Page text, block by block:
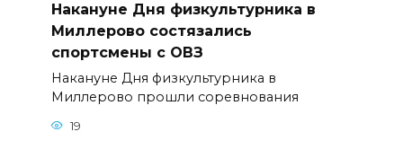
Накануне Дня физкультурника в
Миллерово состязались
спортсмены с ОВЗ
Накануне Дня физкультурника в
Миллерово прошли соревнования
19